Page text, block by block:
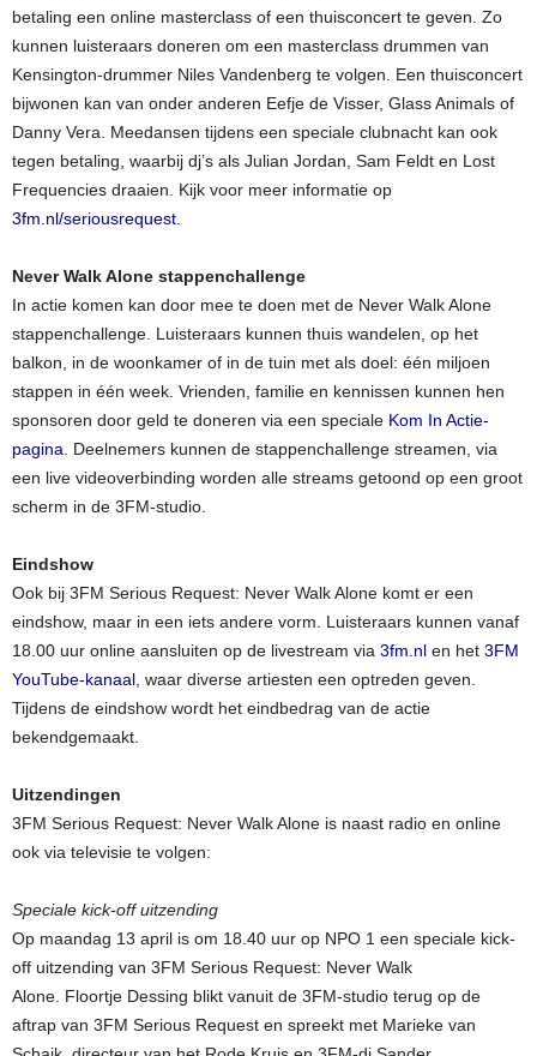
betaling een online masterclass of een thuisconcert te geven. Zo
kunnen luisteraars doneren om een masterclass drummen van
Kensington-drummer Niles Vandenberg te volgen. Een thuisconcert
bijwonen kan van onder anderen Eefje de Visser, Glass Animals of
Danny Vera. Meedansen tijdens een speciale clubnacht kan ook
tegen betaling, waarbij dj’s als Julian Jordan, Sam Feldt en Lost
Frequencies draaien. Kijk voor meer informatie op
3fm.nl/seriousrequest.
Never Walk Alone stappenchallenge
In actie komen kan door mee te doen met de Never Walk Alone
stappenchallenge. Luisteraars kunnen thuis wandelen, op het
balkon, in de woonkamer of in de tuin met als doel: één miljoen
stappen in één week. Vrienden, familie en kennissen kunnen hen
sponsoren door geld te doneren via een speciale Kom In Actie-
pagina. Deelnemers kunnen de stappenchallenge streamen, via
een live videoverbinding worden alle streams getoond op een groot
scherm in de 3FM-studio.
Eindshow
Ook bij 3FM Serious Request: Never Walk Alone komt er een
eindshow, maar in een iets andere vorm. Luisteraars kunnen vanaf
18.00 uur online aansluiten op de livestream via 3fm.nl en het 3FM
YouTube-kanaal, waar diverse artiesten een optreden geven.
Tijdens de eindshow wordt het eindbedrag van de actie
bekendgemaakt.
Uitzendingen
3FM Serious Request: Never Walk Alone is naast radio en online
ook via televisie te volgen:
Speciale kick-off uitzending
Op maandag 13 april is om 18.40 uur op NPO 1 een speciale kick-
off uitzending van 3FM Serious Request: Never Walk
Alone. Floortje Dessing blikt vanuit de 3FM-studio terug op de
aftrap van 3FM Serious Request en spreekt met Marieke van